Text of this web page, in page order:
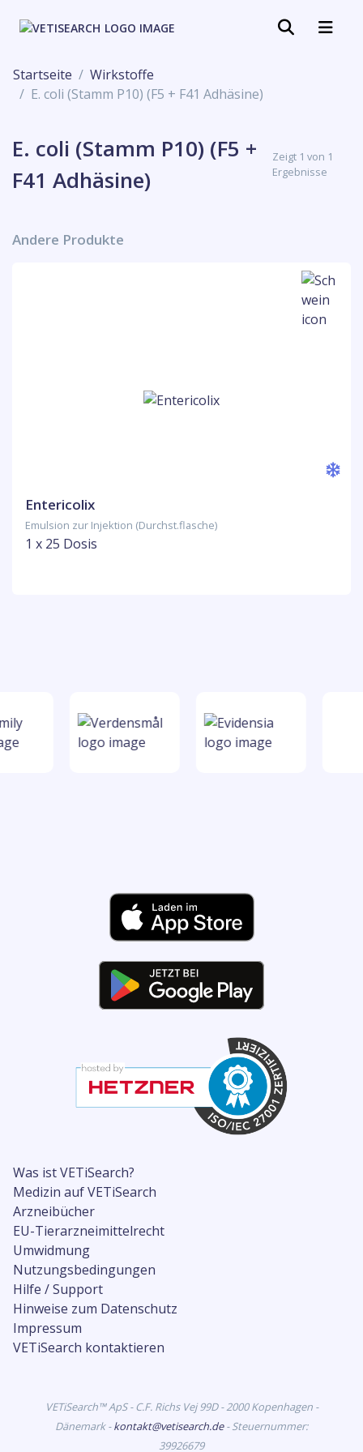
Startseite
Wirkstoffe
E. coli (Stamm P10) (F5 + F41 Adhäsine)
E. coli (Stamm P10) (F5 +
F41 Adhäsine)
Zeigt 1 von 1
Ergebnisse
Andere Produkte
Entericolix
Emulsion zur Injektion (Durchst.flasche)
1 x 25 Dosis
Was ist VETiSearch?
Medizin auf VETiSearch
Arzneibücher
EU-Tierarzneimittelrecht
Umwidmung
Nutzungsbedingungen
Hilfe / Support
Hinweise zum Datenschutz
Impressum
VETiSearch kontaktieren
VETiSearch™ ApS - C.F. Richs Vej 99D - 2000 Kopenhagen -
Dänemark -kontakt@vetisearch.de- Steuernummer:
39926679